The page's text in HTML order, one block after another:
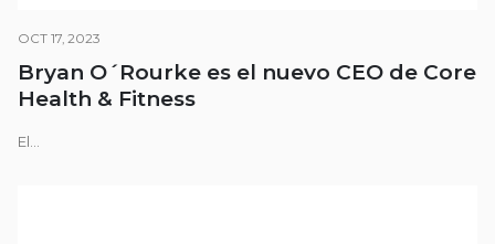
OCT 17, 2023
Bryan O´Rourke es el nuevo CEO de Core
Health & Fitness
El...